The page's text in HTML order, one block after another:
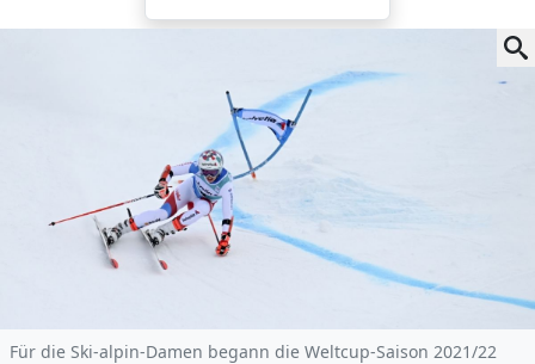
Für die Ski-alpin-Damen begann die Weltcup-Saison 2021/22